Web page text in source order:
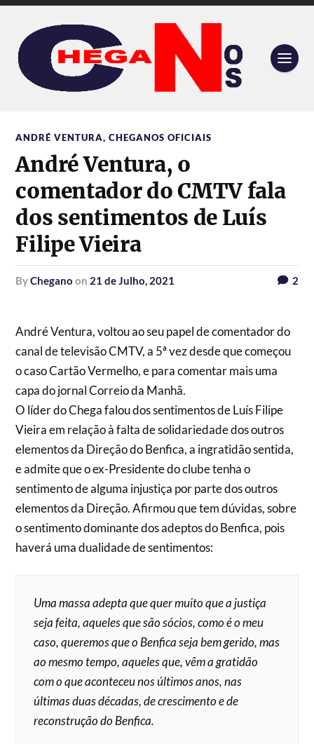
ANDRÉ VENTURA,CHEGANOS OFICIAIS
André Ventura, o
comentador do CMTV fala
dos sentimentos de Luís
Filipe Vieira
byChegano on 21 de Julho, 2021 2
André Ventura, voltou ao seu papel de comentador do
canal de televisão CMTV, a 5ª vez desde que começou
o caso Cartão Vermelho, e para comentar mais uma
capa do jornal Correio da Manhã.
O líder do Chega falou dos sentimentos de Luís Filipe
Vieira em relação à falta de solidariedade dos outros
elementos da Direção do Benfica, a ingratidão sentida,
e admite que o ex-Presidente do clube tenha o
sentimento de alguma injustiça por parte dos outros
elementos da Direção. Afirmou que tem dúvidas, sobre
o sentimento dominante dos adeptos do Benfica, pois
haverá uma dualidade de sentimentos:
Uma massa adepta que quer muito que a justiça
seja feita, aqueles que são sócios, como é o meu
caso, queremos que o Benfica seja bem gerido, mas
ao mesmo tempo, aqueles que, vêm a gratidão
com o que aconteceu nos últimos anos, nas
últimas duas décadas, de crescimento e de
reconstrução do Benfica.